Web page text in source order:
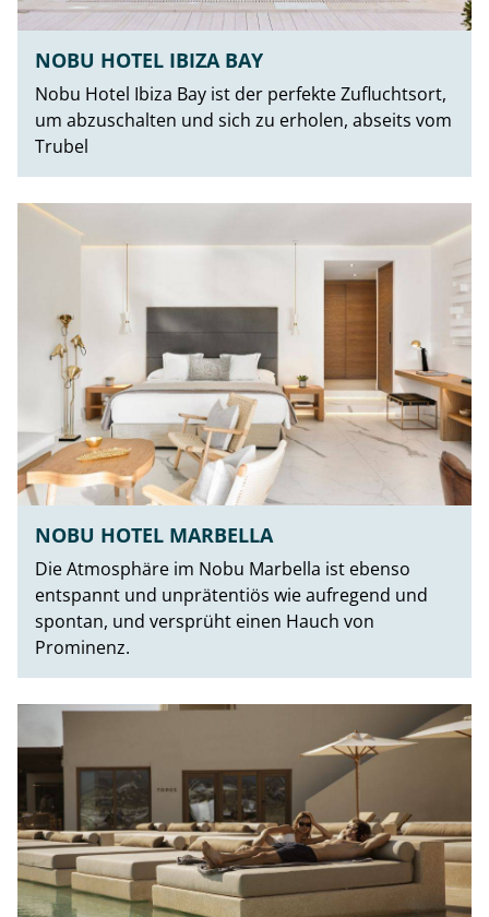
NOBU HOTEL IBIZA BAY
Nobu Hotel Ibiza Bay ist der perfekte Zufluchtsort,
um abzuschalten und sich zu erholen, abseits vom
Trubel
NOBU HOTEL MARBELLA
Die Atmosphäre im Nobu Marbella ist ebenso
entspannt und unprätentiös wie aufregend und
spontan, und versprüht einen Hauch von
Prominenz.